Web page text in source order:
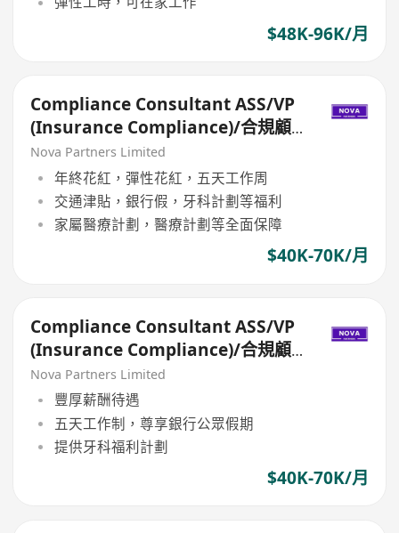
$48K-96K/月
Compliance Consultant ASS/VP
(Insurance Compliance)/合規顧
問ASS/VP（保險合規）
Nova Partners Limited
年終花紅，彈性花紅，五天工作周
交通津貼，銀行假，牙科計劃等福利
家屬醫療計劃，醫療計劃等全面保障
$40K-70K/月
Compliance Consultant ASS/VP
(Insurance Compliance)/合規顧
問ASS/VP（保險合規）
Nova Partners Limited
豐厚薪酬待遇
五天工作制，尊享銀行公眾假期
提供牙科福利計劃
$40K-70K/月